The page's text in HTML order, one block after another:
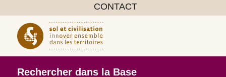
CONTACT
Rechercher dans la Base